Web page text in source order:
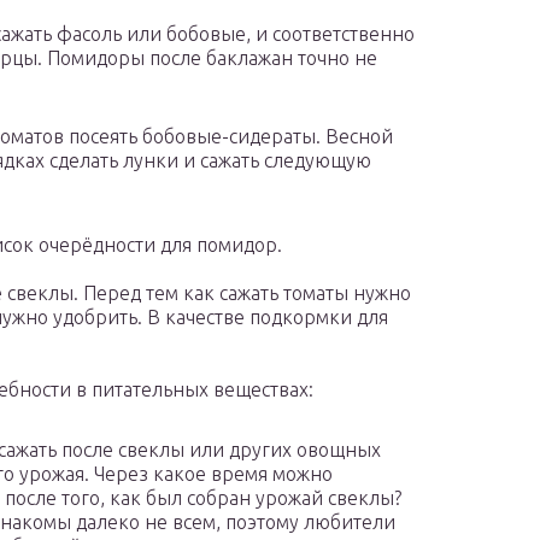
фасоль или бобовые, и соответственно
Помидоры после баклажан точно не
посеять бобовые-сидераты. Весной
сделать лунки и сажать следующую
очерёдности для помидор.
Перед тем как сажать томаты нужно
удобрить. В качестве подкормки для
в питательных веществах:
после свеклы или других овощных
урожая. Через какое время можно
того, как был собран урожай свеклы?
далеко не всем, поэтому любители